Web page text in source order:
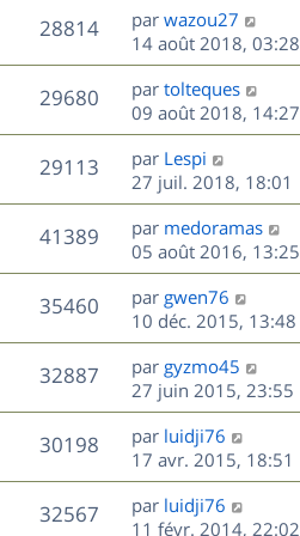
e
n
i
e
r
m
e
s
s
a
g
e
28814V
u
s
D
e
r
n
i
e
r
m
e
s
s
a
g
e
par wazou27
14 août 2018, 03:28
29680V
u
e
s
D
e
r
n
i
e
r
m
e
s
s
a
g
e
par tolteques
09 août 2018, 14:27
29113V
u
s
D
e
r
n
i
e
r
m
e
s
s
a
g
e
par Lespi
27 juil. 2018, 18:01
41389V
u
s
D
e
r
n
i
e
r
m
e
s
s
a
g
par medoramas
05 août 2016, 13:25
35460V
u
s
D
e
r
n
i
e
r
m
e
s
par gwen76
10 déc. 2015, 13:48
32887V
u
e
s
D
e
r
n
i
e
r
par gyzmo45
27 juin 2015, 23:55
30198V
u
D
e
r
n
i
par luidji76
17 avr. 2015, 18:51
32567V
D
e
par luidji76
11 févr. 2014, 22:02